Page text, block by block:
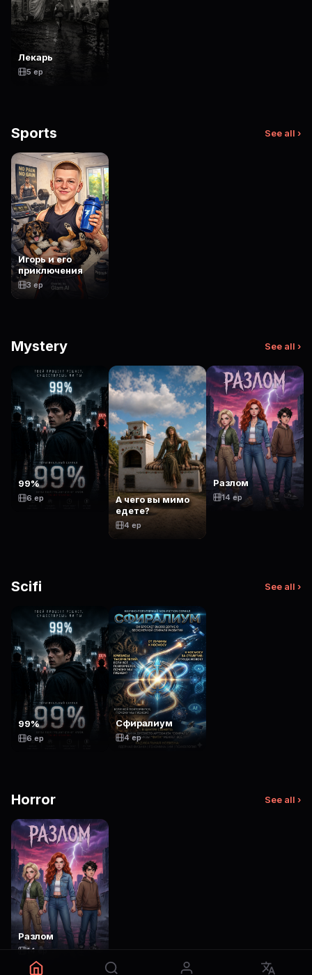
Лекарь
5 ep
Sports See all ›
Игорь и его
приключения
3 ep
Mystery See all ›
99%
6 ep
А чего вы мимо
едете?
4 ep
Разлом
14 ep
Scifi See all ›
99%
6 ep
Сфиралиум
4 ep
Horror See all ›
Разлом
14 ep